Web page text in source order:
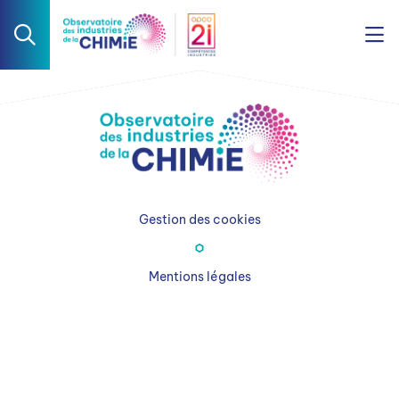
Gestion des cookies
Mentions légales